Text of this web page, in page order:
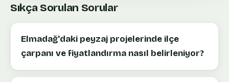
Sıkça Sorulan Sorular
Elmadağ'daki peyzaj projelerinde ilçe
çarpanı ve fiyatlandırma nasıl belirleniyor?